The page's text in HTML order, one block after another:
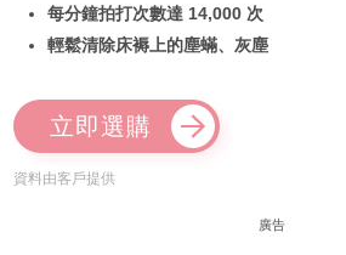
每分鐘拍打次數達 14,000 次
輕鬆清除床褥上的塵蟎、灰塵
立即選購
資料由客戶提供
廣告